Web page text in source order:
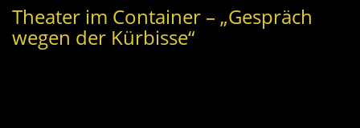
Theater im Container – „Gespräch
wegen der Kürbisse“